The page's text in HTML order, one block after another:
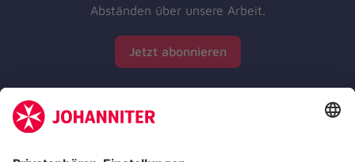
Abständen über unsere Arbeit.
Jetzt abonnieren
Zertifizierung der Johanniter-Unfall-Hilfe e.V.